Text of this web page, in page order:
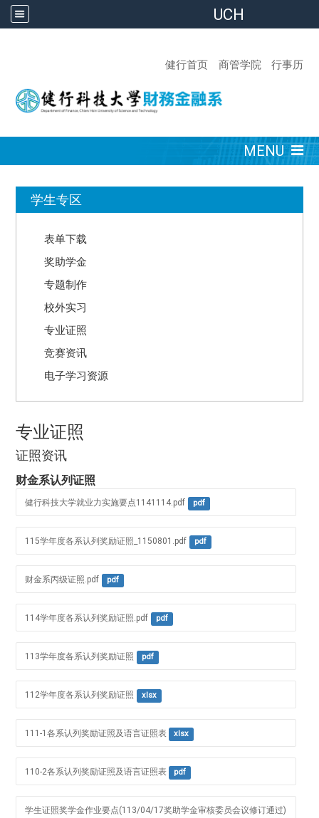
UCH
健行首页
商管学院 行事历
MENU
学生专区
表单下载
奖助学金
专题制作
校外实习
专业证照
竞赛资讯
电子学习资源
专业证照
证照资讯
财金系认列证照
健行科技大学就业力实施要点1141114.pdf pdf
115学年度各系认列奖励证照_1150801.pdf pdf
财金系丙级证照.pdf pdf
114学年度各系认列奖励证照.pdf pdf
113学年度各系认列奖励证照 pdf
112学年度各系认列奖励证照 xlsx
111-1各系认列奖励证照及语言证照表 xlsx
110-2各系认列奖励证照及语言证照表 pdf
学生证照奖学金作业要点(113/04/17奖助学金审核委员会议修订通过)